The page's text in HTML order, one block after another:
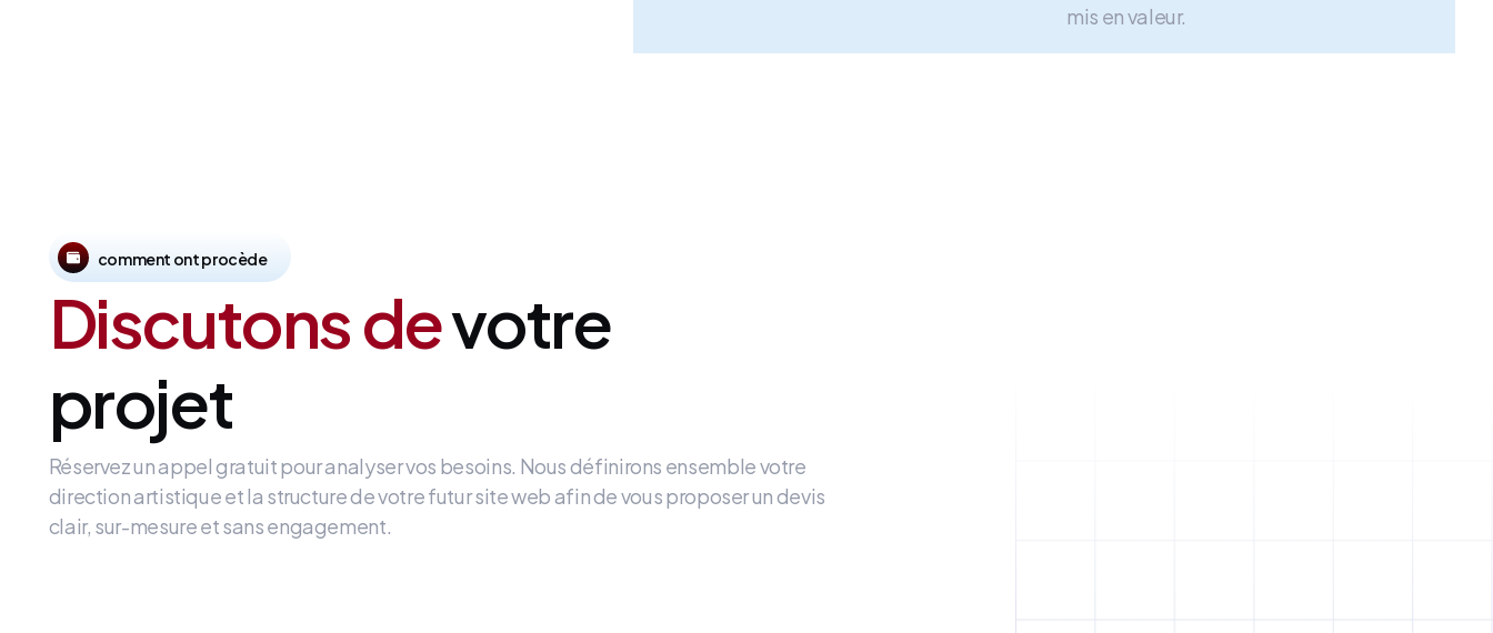
mis en valeur.
comment ont procède
Discutons devotre
projet
Réservez un appel gratuit pour analyser vos besoins. Nous définirons ensemble votre
direction artistique et la structure de votre futur site web afin de vous proposer un devis
clair, sur-mesure et sans engagement.